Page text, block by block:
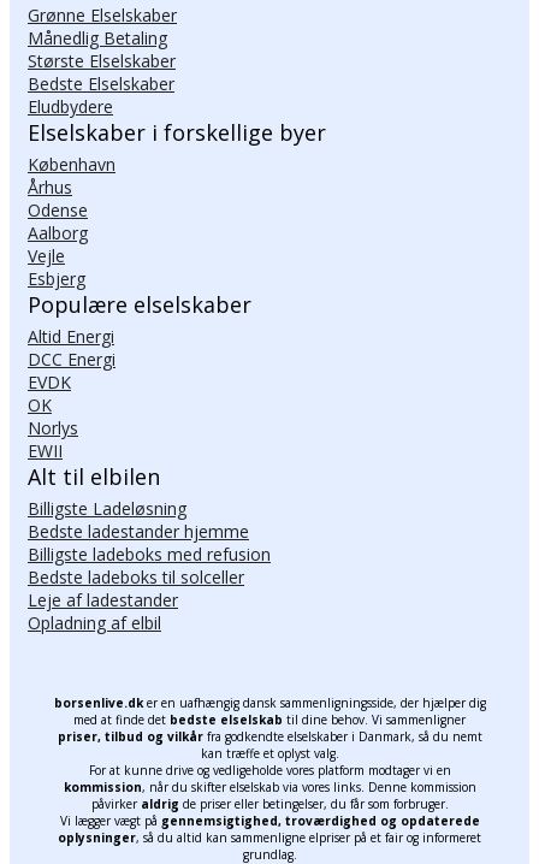
Grønne Elselskaber
Månedlig Betaling
Største Elselskaber
Bedste Elselskaber
Eludbydere
Elselskaber i forskellige byer
København
Århus
Odense
Aalborg
Vejle
Esbjerg
Populære elselskaber
Altid Energi
DCC Energi
EVDK
OK
Norlys
EWII
Alt til elbilen
Billigste Ladeløsning
Bedste ladestander hjemme
Billigste ladeboks med refusion
Bedste ladeboks til solceller
Leje af ladestander
Opladning af elbil
borsenlive.dker en uafhængig dansk sammenligningsside, der hjælper dig
med at finde det bedste elselskab til dine behov. Vi sammenligner
priser, tilbud og vilkårfra godkendte elselskaber i Danmark, så du nemt
kan træffe et oplyst valg.
For at kunne drive og vedligeholde vores platform modtager vi en
kommission, når du skifter elselskab via vores links. Denne kommission
påvirker aldrig de priser eller betingelser, du får som forbruger.
Vi lægger vægt på gennemsigtighed, troværdighed og opdaterede
oplysninger, så du altid kan sammenligne elpriser på et fair og informeret
grundlag.